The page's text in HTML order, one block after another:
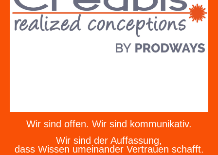
Wir sind offen. Wir sind kommunikativ.
Wir sind der Auffassung,
dass Wissen umeinander Vertrauen schafft.